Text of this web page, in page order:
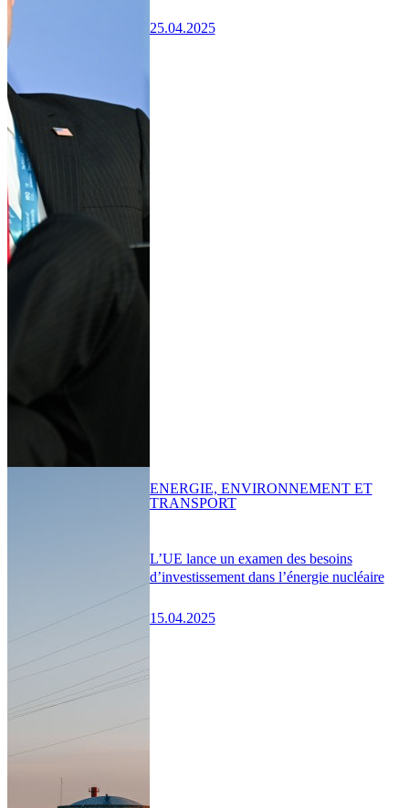
25.04.2025
L’UE lance un examen des besoins
d’investissement dans l’énergie nucléaire
15.04.2025
ENERGIE, ENVIRONNEMENT ET
TRANSPORT